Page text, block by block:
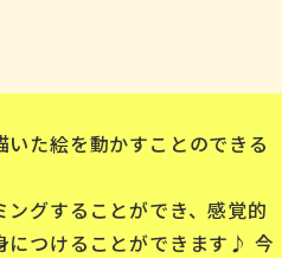
た絵を動かすことのできる
グすることができ、感覚的
につけることができます♪ 今